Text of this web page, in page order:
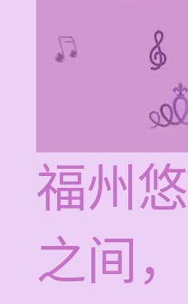
福州
之间